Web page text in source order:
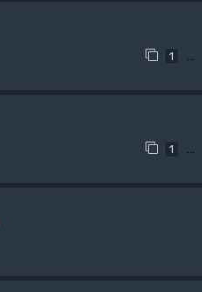
1 …
1 …